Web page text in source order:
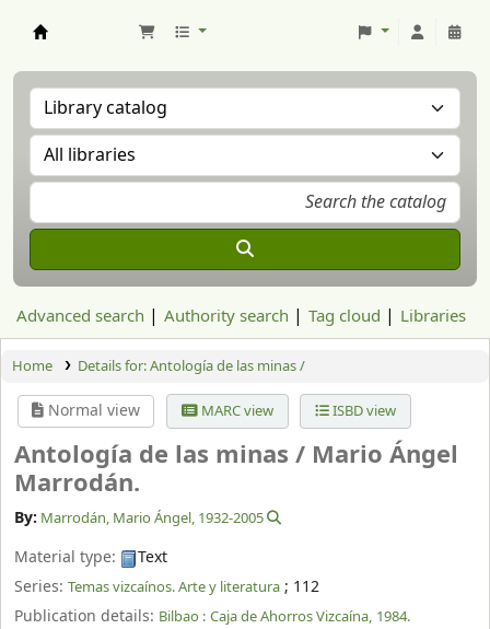
Advanced search Authority search Tag cloud Libraries
Home Details for:Antología de las minas /
Normal view MARC view ISBD view
Antología de las minas / Mario Ángel
Marrodán.
By: Marrodán, Mario Ángel, 1932-2005
Material type:
Text
Series: Temas vizcaínos. Arte y literatura ; 112
Publication details: Bilbao : Caja de Ahorros Vizcaína, 1984.